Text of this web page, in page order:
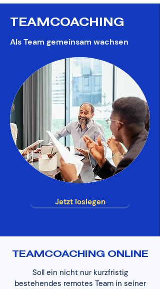
TEAMCOACHING
Als Team gemeinsam wachsen
Jetzt loslegen
TEAMCOACHING ONLINE
Soll ein nicht nur kurzfristig
bestehendes remotes Team in seiner